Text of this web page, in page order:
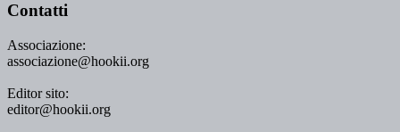
Contatti
Associazione:
associazione@hookii.org
Editor sito:
editor@hookii.org